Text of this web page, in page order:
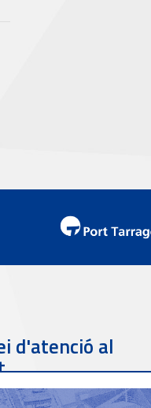
d'atenció al